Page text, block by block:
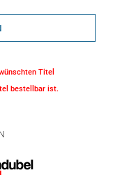
Titel
bestellbar ist.